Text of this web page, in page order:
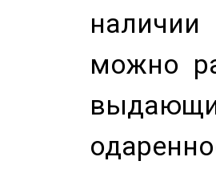
наличии
можно